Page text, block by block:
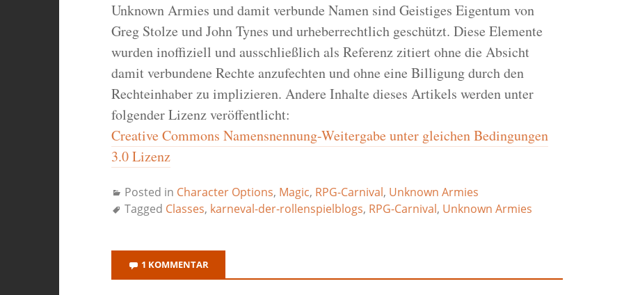
Unknown Armies und damit verbunde Namen sind Geistiges Eigentum von
Greg Stolze und John Tynes und urheberrechtlich geschützt. Diese Elemente
wurden inoffiziell und ausschließlich als Referenz zitiert ohne die Absicht
damit verbundene Rechte anzufechten und ohne eine Billigung durch den
Rechteinhaber zu implizieren. Andere Inhalte dieses Artikels werden unter
folgender Lizenz veröffentlicht:
Creative Commons Namensnennung-Weitergabe unter gleichen Bedingungen
3.0 Lizenz
Posted in Character Options, Magic, RPG-Carnival, Unknown Armies
Tagged Classes, karneval-der-rollenspielblogs, RPG-Carnival, Unknown Armies
1 KOMMENTAR